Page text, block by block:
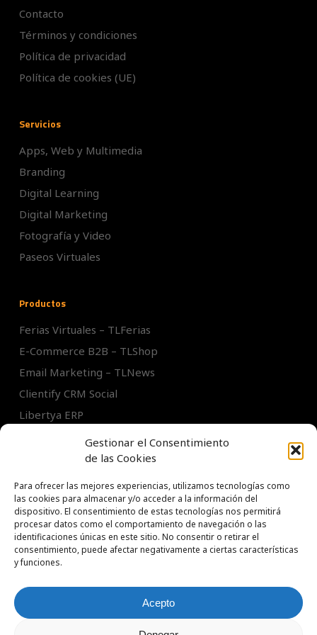
Gestionar el Consentimiento
de las Cookies
Para ofrecer las mejores experiencias, utilizamos tecnologías como
las cookies para almacenar y/o acceder a la información del
dispositivo. El consentimiento de estas tecnologías nos permitirá
procesar datos como el comportamiento de navegación o las
identificaciones únicas en este sitio. No consentir o retirar el
consentimiento, puede afectar negativamente a ciertas características
y funciones.
Acepto
Contacto
Términos y condiciones
Política de privacidad
Política de cookies (UE)
Servicios
Apps, Web y Multimedia
Branding
Digital Learning
Digital Marketing
Fotografía y Video
Paseos Virtuales
Productos
Ferias Virtuales – TLFerias
E-Commerce B2B – TLShop
Email Marketing – TLNews
Clientify CRM Social
Libertya ERP
Intranets / Extranets
TL Soluciones S.A.
Tel:+54 11 5031 1314
© 2026 techneLogics. Todos los derechos reservados.